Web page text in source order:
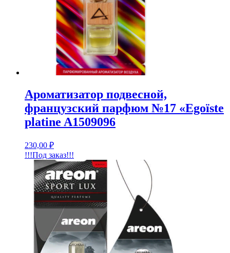
Ароматизатор подвесной,
французский парфюм №17 «Egoïste
platine A1509096
230,00 ₽
!!!Под заказ!!!